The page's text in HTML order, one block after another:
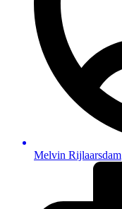
Melvin Rijlaarsdam